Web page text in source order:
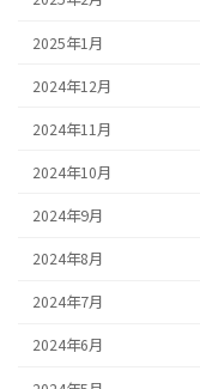
2025年1月
2024年12月
2024年11月
2024年10月
2024年9月
2024年8月
2024年7月
2024年6月